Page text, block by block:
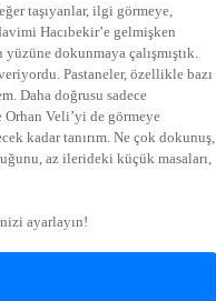
taşıyanlar, ilgi görmeye,
Hacıbekir’e gelmişken
dokunmaya çalışmıştık.
Pastaneler, özellikle bazı
Daha doğrusu sadece
Orhan Veli’yi de görmeye
kadar tanırım. Ne çok dokunuş,
az ilerideki küçük masaları,
ayarlayın!
Haftanın Pusulası